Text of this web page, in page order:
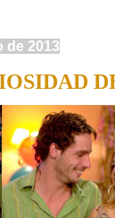
de 2013